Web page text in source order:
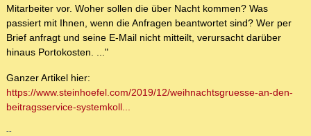
Mitarbeiter vor. Woher sollen die über Nacht kommen? Was
passiert mit Ihnen, wenn die Anfragen beantwortet sind? Wer per
Brief anfragt und seine E-Mail nicht mitteilt, verursacht darüber
hinaus Portokosten. ..."
Ganzer Artikel hier:
https://www.steinhoefel.com/2019/12/weihnachtsgruesse-an-den-
beitragsservice-systemkoll...
--